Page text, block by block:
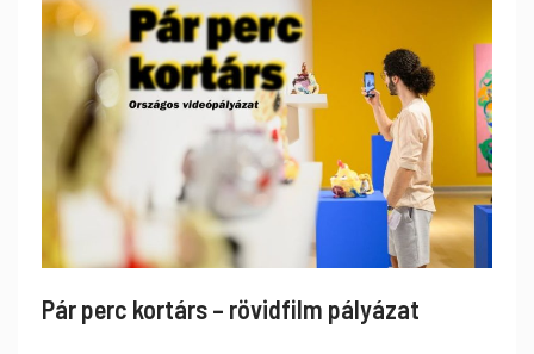
Pár perc kortárs – rövidfilm pályázat